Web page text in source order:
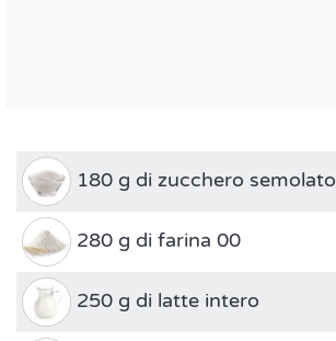
180 g di zucchero semolato
280 g di farina 00
250 g di latte intero